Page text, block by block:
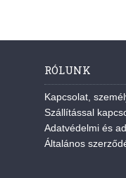
RÓLUNK
Kapcsolat,
Szállítással
Adatvédelmi és
Általános